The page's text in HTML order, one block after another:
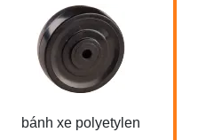
bánh xe polyetylen